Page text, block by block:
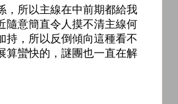
，所以主線在中前期都給我
隨意簡直令人摸不清主線何
持，所以反倒傾向這種看不
算蠻快的，謎團也一直在解